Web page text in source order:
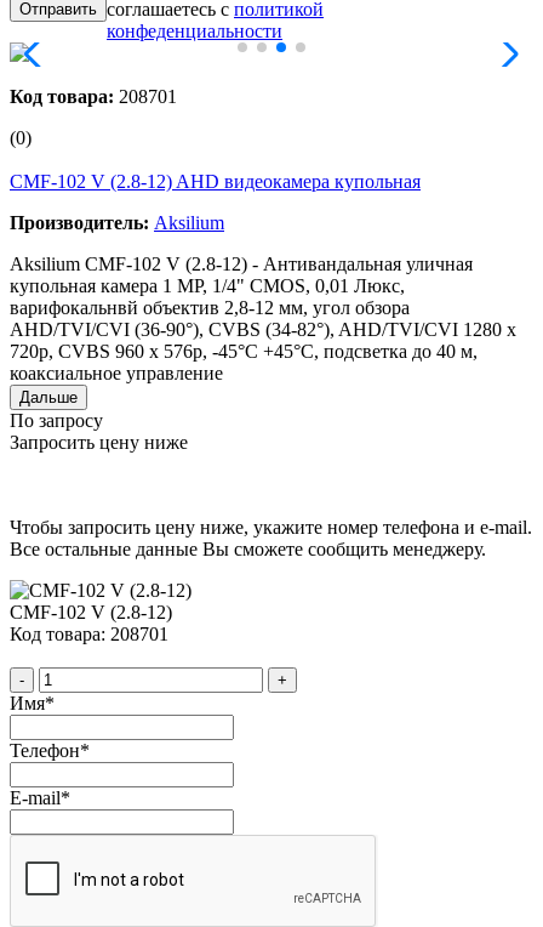
соглашаетесь с политикой
конфеденциальности
Код товара: 208701
(0)
CMF-102 V (2.8-12) AHD видеокамера купольная
Производитель: Aksilium
Aksilium CMF-102 V (2.8-12) - Антивандальная уличная
купольная камера 1 MP, 1/4" CMOS, 0,01 Люкс,
варифокальнвй объектив 2,8-12 мм, угол обзора
AHD/TVI/CVI (36-90°), CVBS (34-82°), AHD/TVI/CVI 1280 x
720p, CVBS 960 x 576p, -45°C +45°C, подсветка до 40 м,
коаксиальное управление
Дальше
По запросу
Запросить цену ниже
Чтобы запросить цену ниже, укажите номер телефона и e-mail.
Все остальные данные Вы сможете сообщить менеджеру.
CMF-102 V (2.8-12)
Код товара: 208701
- +
Имя*
Телефон*
E-mail*